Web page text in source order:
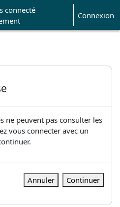
de recherche
connecté
Connexion
ne peuvent pas consulter les
vous connecter avec un
Annuler Continuer